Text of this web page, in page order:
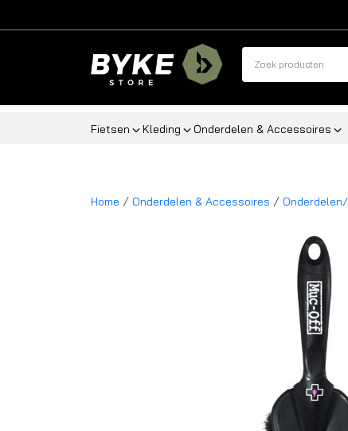
Fietsen Kleding Onderdelen & Accessoires
Home / Onderdelen & Accessoires /